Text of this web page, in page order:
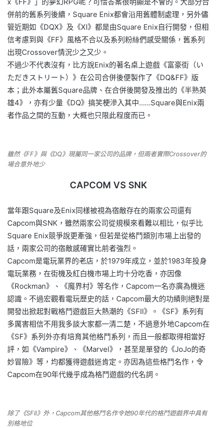
併前的舊系列後續，Square Enix都會沿用舊體制處理，另外儘
管近期如《DQX》及《XI》都是由Square Enix自行開發，但相
信考慮到與《FF》風格不合以及系列粉絲們感受關係，舊系列
出現Crossover情況少之又少。
不過少不代表沒有，比方說Enix的著名桌上遊戲《富豪街（い
ただきストリート）》在公司合併後便製作了《DQ&FF》版
本；此外本屬舊Square品牌、在合併後開發及推出的《半熟英
雄4》，亦有少量《DQ》搞笑梗滲入其中……Square與Enix兩
者作品之間的互動，大概也只限此程度而已。
雖然《FF》與《DQ》現屬同一家公司的品牌，但兩者實際Crossover的
場合意外地少
CAPCOM VS SNK
當年跟Square及Enix同樣被視為宿敵存在的兩家公司還有
Capcom與SNK，雖然兩家公司從規模來看難以相比，似乎比
Square Enix競爭說更牽強，但若是從格鬥類別市場上出發的
話，兩家公司的宿敵感確實比前者強烈。
Capcom是電玩業界的老店，於1979年成立，並於1983年投身
電玩業務，在街機及紅白機市場上均十分吃香，亦因像
《Rockman》、《魔界村》等名作，Capcom一名亦廣為機迷
認識。不過宏觀看電玩歷史的話，Capcom最大的功績則絕對是
開發出掀起對戰格鬥遊戲巨大熱潮的《SFII》。《SF》系列有
多厲害相信不用我多談大家都一清二楚，不過意外地Capcom在
《SF》系列外亦有培育其他格鬥系列，而且一般都取得相當好
評，如《Vampire》、《Marvel》，甚至是單發的《JoJo的奇
妙冒險》等，均都獲得遊戲迷肯定。亦因為這些格鬥名作，令
Capcom在90年代幾乎成為格鬥遊戲的代名詞。
除了《SFII》外，Capcom其他格鬥名作令她90年代的格鬥遊戲界中具有
別格地位